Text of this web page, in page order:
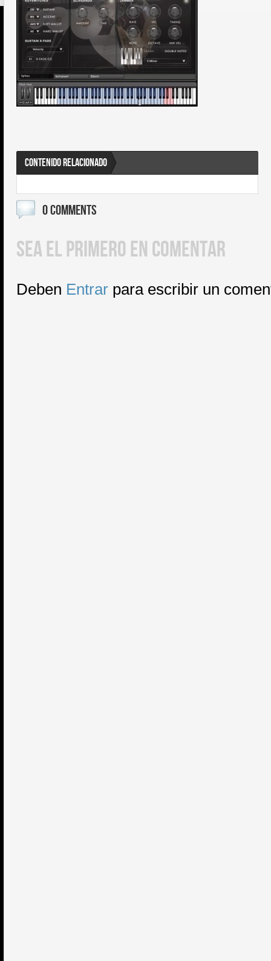
CONTENIDO RELACIONADO
0 COMMENTS
SEA EL PRIMERO EN COMENTAR
Deben Entrar para escribir un